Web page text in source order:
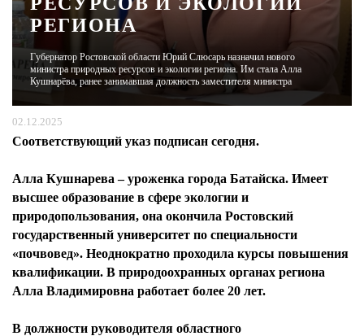
РЕГИОНА
Губернатор Ростовской области Юрий Слюсарь назначил нового
министра природных ресурсов и экологии региона. Им стала Алла
Кушнарёва, ранее занимавшая должность заместителя министра
02.12.2025
Соответствующий указ подписан сегодня.
Алла Кушнарева – уроженка города Батайска. Имеет
высшее образование в сфере экологии и
природопользования, она окончила Ростовский
государственный университет по специальности
«почвовед». Неоднократно проходила курсы повышения
квалификации. В природоохранных органах региона
Алла Владимировна работает более 20 лет.
В должности руководителя областного